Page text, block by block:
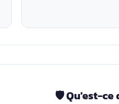
🛡️ Qu'est-ce